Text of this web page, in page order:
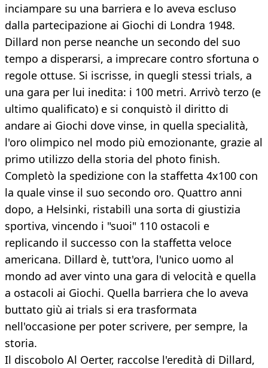
inciampare su una barriera e lo aveva escluso
dalla partecipazione ai Giochi di Londra 1948.
Dillard non perse neanche un secondo del suo
tempo a disperarsi, a imprecare contro sfortuna o
regole ottuse. Si iscrisse, in quegli stessi trials, a
una gara per lui inedita: i 100 metri. Arrivò terzo (e
ultimo qualificato) e si conquistò il diritto di
andare ai Giochi dove vinse, in quella specialità,
l'oro olimpico nel modo più emozionante, grazie al
primo utilizzo della storia del photo finish.
Completò la spedizione con la staffetta 4x100 con
la quale vinse il suo secondo oro. Quattro anni
dopo, a Helsinki, ristabilì una sorta di giustizia
sportiva, vincendo i "suoi" 110 ostacoli e
replicando il successo con la staffetta veloce
americana. Dillard è, tutt'ora, l'unico uomo al
mondo ad aver vinto una gara di velocità e quella
a ostacoli ai Giochi. Quella barriera che lo aveva
buttato giù ai trials si era trasformata
nell'occasione per poter scrivere, per sempre, la
storia.
Il discobolo Al Oerter, raccolse l'eredità di Dillard,